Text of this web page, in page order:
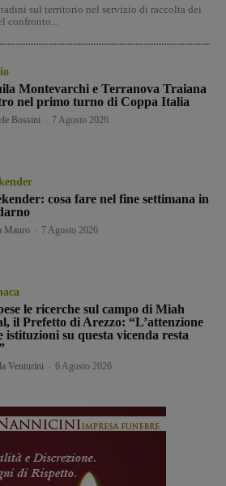
sul territorio nel servizio di raccolta dei
confronto...
Montevarchi e Terranova Traiana
nel primo turno di Coppa Italia
Bossini 7 Agosto 2026
cosa fare nel fine settimana in
Mauro 7 Agosto 2026
le ricerche sul campo di Miah
il Prefetto di Arezzo: “L’attenzione
istituzioni su questa vicenda resta
Venturini 6 Agosto 2026